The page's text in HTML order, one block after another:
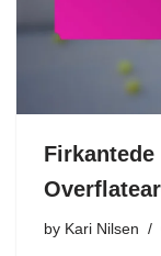
by Kari Nilsen